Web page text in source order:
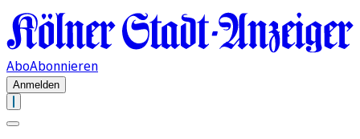
AboAbonnieren
Anmelden